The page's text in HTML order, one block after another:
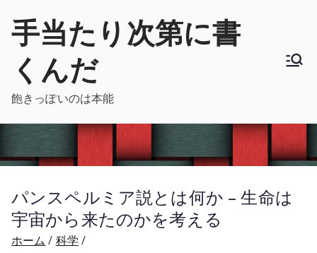
手当たり次第に書
くんだ
飽きっぽいのは本能
パンスペルミア説とは何か – 生命は
宇宙から来たのかを考える
ホーム
科学